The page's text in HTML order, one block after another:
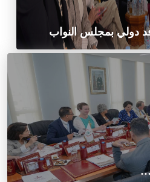
دولي بمجلس النواب